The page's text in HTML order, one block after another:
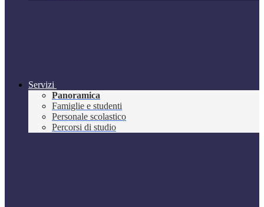
Servizi
Panoramica
Famiglie e studenti
Personale scolastico
Percorsi di studio